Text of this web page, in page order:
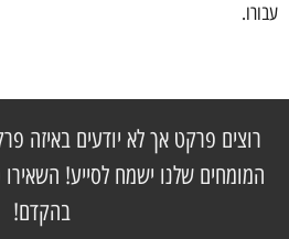
עבורו.
רוצים פרקט אך לא יודעים באיזה
המומחים שלנו ישמח לסייע! השאירו
בהקדם!